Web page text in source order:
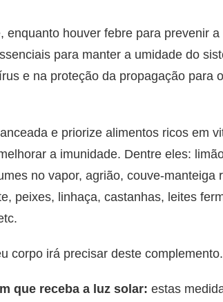
enquanto houver febre para prevenir a
para manter a umidade do
e na proteção da propagação para
e priorize alimentos ricos em
a imunidade. Dentre eles:
no vapor, agrião, couve-manteiga
peixes, linhaça, castanhas, leites
corpo irá precisar deste complemento.
que receba a luz solar: estas